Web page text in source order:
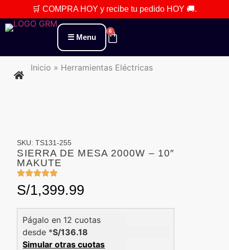
🛒 COMPRA HOY y recibe tu pedido HOY 🚚.
Menu
6
Inicio » Herramientas Eléctricas
SKU: TS131-255
SIERRA DE MESA 2000W – 10″
MAKUTE
S/1,399.99
Págalo en 12 cuotas
desde *S/136.18
Simular otras cuotas